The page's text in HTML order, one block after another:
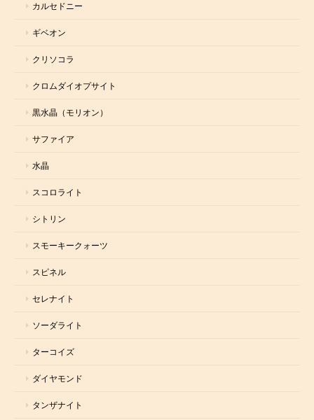
カルセドニー
ギベオン
クリソコラ
クロムダイオプサイト
黒水晶（モリオン）
サファイア
水晶
スコロライト
シトリン
スモーキークォーツ
スピネル
セレナイト
ソーダライト
ターコイズ
ダイヤモンド
タンザナイト